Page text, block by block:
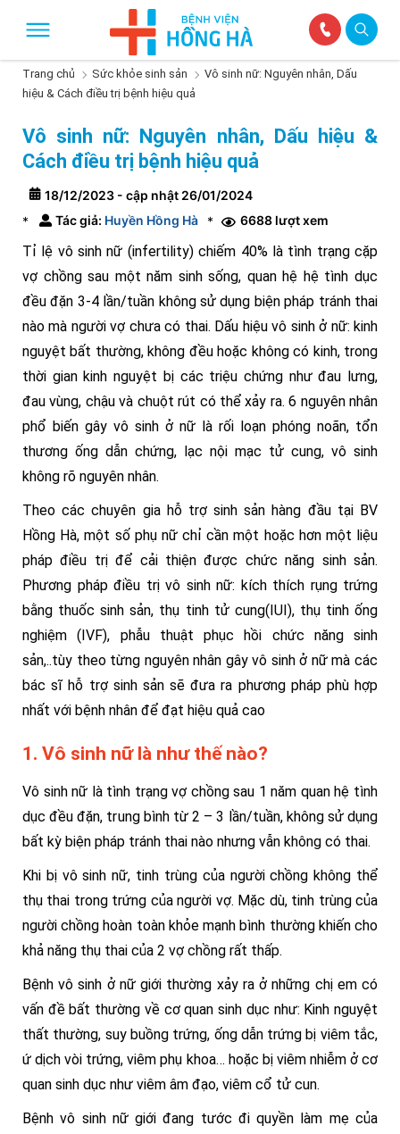
Trang chủ Sức khỏe sinh sản
Vô sinh nữ: Nguyên nhân, Dấu
hiệu & Cách điều trị bệnh hiệu quả
Vô sinh nữ: Nguyên nhân, Dấu hiệu &
Cách điều trị bệnh hiệu quả
18/12/2023 - cập nhật 26/01/2024
*
Tác giả: Huyền Hồng Hà * 6688 lượt xem
Tỉ lệ vô sinh nữ (infertility) chiếm 40% là tình trạng cặp
vợ chồng sau một năm sinh sống, quan hệ hệ tình dục
đều đặn 3-4 lần/tuần không sử dụng biện pháp tránh thai
nào mà người vợ chưa có thai. Dấu hiệu vô sinh ở nữ: kinh
nguyệt bất thường, không đều hoặc không có kinh, trong
thời gian kinh nguyệt bị các triệu chứng như đau lưng,
đau vùng, chậu và chuột rút có thể xảy ra. 6 nguyên nhân
phổ biến gây vô sinh ở nữ là rối loạn phóng noãn, tổn
thương ống dẫn chứng, lạc nội mạc tử cung, vô sinh
không rõ nguyên nhân.
Theo các chuyên gia hỗ trợ sinh sản hàng đầu tại BV
Hồng Hà, một số phụ nữ chỉ cần một hoặc hơn một liệu
pháp điều trị để cải thiện được chức năng sinh sản.
Phương pháp điều trị vô sinh nữ: kích thích rụng trứng
bằng thuốc sinh sản, thụ tinh tử cung(IUI), thụ tinh ống
nghiệm (IVF), phẫu thuật phục hồi chức năng sinh
sản,..tùy theo từng nguyên nhân gây vô sinh ở nữ mà các
bác sĩ hỗ trợ sinh sản sẽ đưa ra phương pháp phù hợp
nhất với bệnh nhân để đạt hiệu quả cao
1. Vô sinh nữ là như thế nào?
Vô sinh nữ là tình trạng vợ chồng sau 1 năm quan hệ tình
dục đều đặn, trung bình từ 2 – 3 lần/tuần, không sử dụng
bất kỳ biện pháp tránh thai nào nhưng vẫn không có thai.
Khi bị vô sinh nữ, tinh trùng của người chồng không thể
thụ thai trong trứng của người vợ. Mặc dù, tinh trùng của
người chồng hoàn toàn khỏe mạnh bình thường khiến cho
khả năng thụ thai của 2 vợ chồng rất thấp.
Bệnh vô sinh ở nữ giới thường xảy ra ở những chị em có
vấn đề bất thường về cơ quan sinh dục như: Kinh nguyệt
thất thường, suy buồng trứng, ống dẫn trứng bị viêm tắc,
ứ dịch vòi trứng, viêm phụ khoa… hoặc bị viêm nhiễm ở cơ
quan sinh dục như viêm âm đạo, viêm cổ tử cun.
Bệnh vô sinh nữ giới đang tước đi quyền làm mẹ của